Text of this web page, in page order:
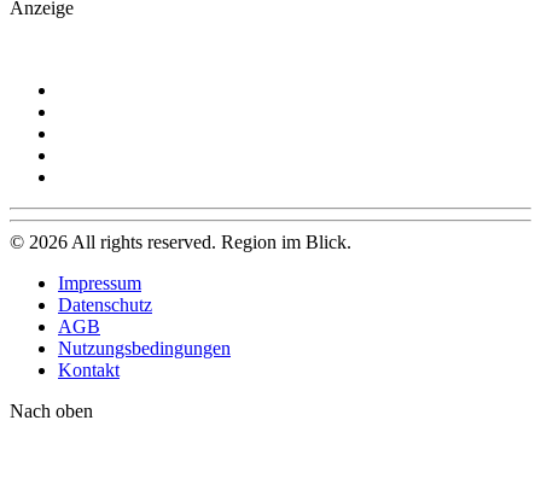
Anzeige
© 2026 All rights reserved. Region im Blick.
Impressum
Datenschutz
AGB
Nutzungsbedingungen
Kontakt
Nach oben